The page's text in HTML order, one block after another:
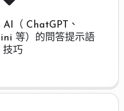
（ ChatGPT、
等）的問答提示語
技巧